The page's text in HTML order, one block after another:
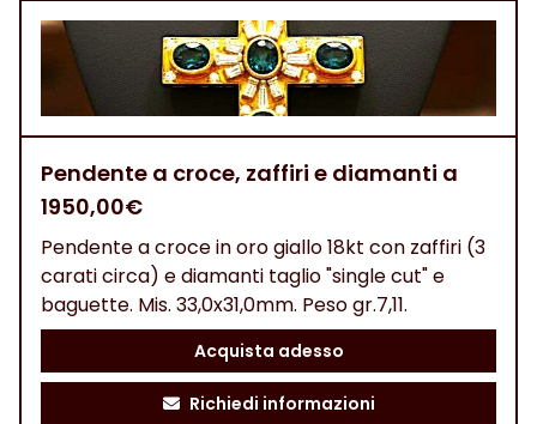
Pendente a croce, zaffiri e diamanti a
1950,00€
Pendente a croce in oro giallo 18kt con zaffiri (3
carati circa) e diamanti taglio "single cut" e
baguette. Mis. 33,0x31,0mm. Peso gr.7,11.
Acquista adesso
Richiedi informazioni